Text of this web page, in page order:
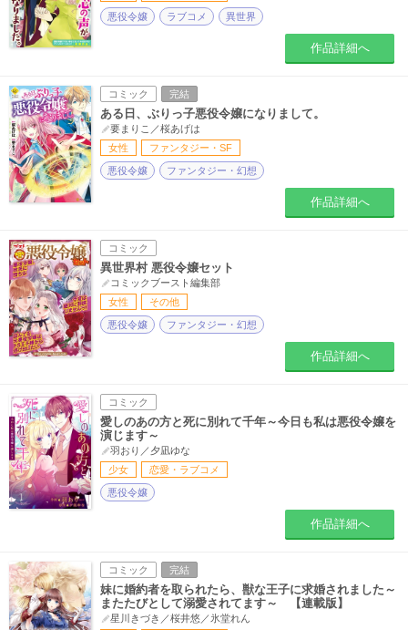
悪役令嬢 ラブコメ 異世界
作品詳細へ
コミック 完結
ある日、ぶりっ子悪役令嬢になりまして。
要まりこ／桜あげは
女性
ファンタジー・SF
悪役令嬢 ファンタジー・幻想
作品詳細へ
コミック
異世界村 悪役令嬢セット
コミックブースト編集部
女性
その他
悪役令嬢 ファンタジー・幻想
作品詳細へ
コミック
愛しのあの方と死に別れて千年～今日も私は悪役令嬢を
演じます～
羽おり／夕凪ゆな
少女
恋愛・ラブコメ
悪役令嬢
作品詳細へ
コミック 完結
妹に婚約者を取られたら、獣な王子に求婚されました～
またたびとして溺愛されてます～ 【連載版】
星川きづき／桜井悠／氷堂れん